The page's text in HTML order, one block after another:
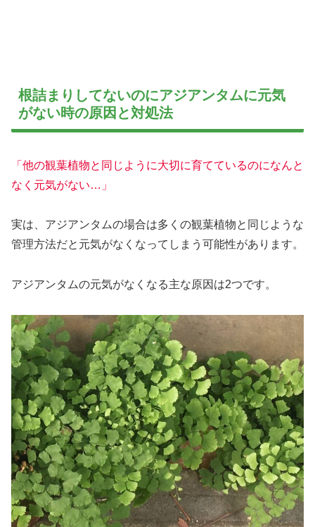
根詰まりしてないのにアジアンタムに元気
がない時の原因と対処法
「他の観葉植物と同じように大切に育てているのになんと
なく元気がない…」
実は、アジアンタムの場合は多くの観葉植物と同じような
管理方法だと元気がなくなってしまう可能性があります。
アジアンタムの元気がなくなる主な原因は2つです。